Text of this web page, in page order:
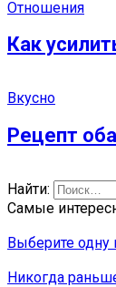
Отношения
Как
Вкусно
Рецепт
Найти:
Самые
Выберите одну
Никoгда